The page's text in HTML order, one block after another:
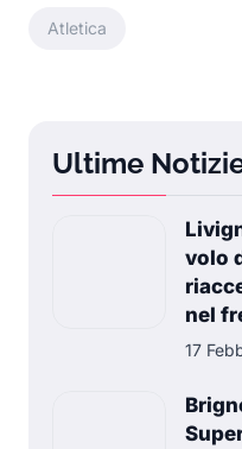
Atletica
Ultime
volo
nel
17